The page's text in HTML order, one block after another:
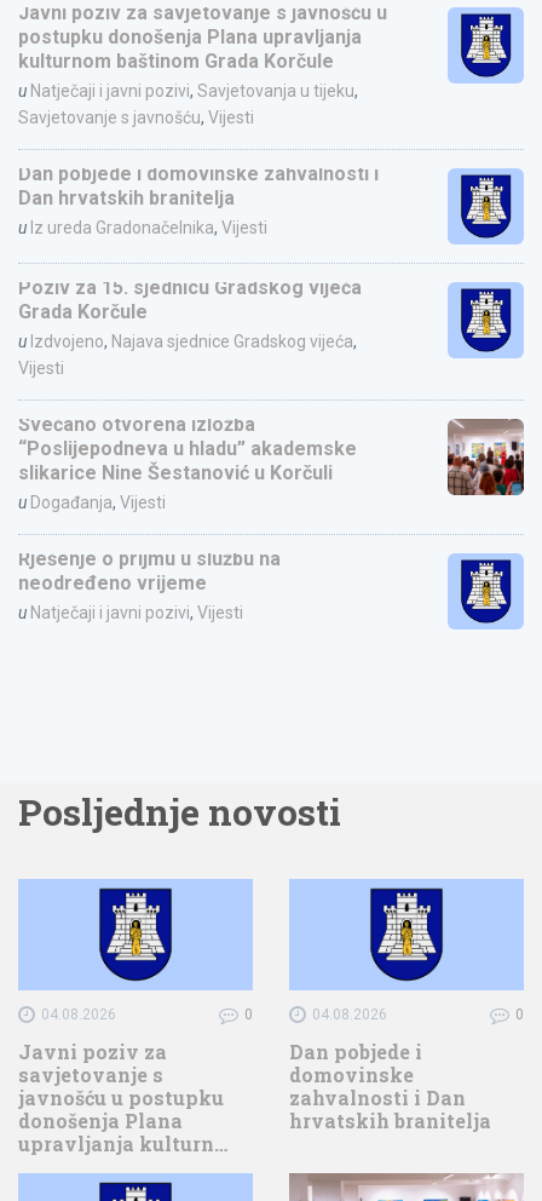
Javni poziv za savjetovanje s javnošću u
postupku donošenja Plana upravljanja
kulturnom baštinom Grada Korčule
u Natječaji i javni pozivi, Savjetovanja u tijeku,
Savjetovanje s javnošću, Vijesti
Dan pobjede i domovinske zahvalnosti i
Dan hrvatskih branitelja
u Iz ureda Gradonačelnika, Vijesti
Poziv za 15. sjednicu Gradskog vijeća
Grada Korčule
u Izdvojeno, Najava sjednice Gradskog vijeća,
Vijesti
Svečano otvorena izložba
“Poslijepodneva u hladu” akademske
slikarice Nine Šestanović u Korčuli
u Događanja, Vijesti
Rješenje o prijmu u službu na
neodređeno vrijeme
u Natječaji i javni pozivi, Vijesti
Posljednje novosti
04.08.2026 0
Javni poziv za
savjetovanje s
javnošću u postupku
donošenja Plana
upravljanja kulturn…
04.08.2026 0
Dan pobjede i
domovinske
zahvalnosti i Dan
hrvatskih branitelja